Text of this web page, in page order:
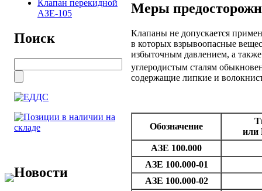
Клапан перекидной
АЗЕ-105
Поиск
Новости
Меры
Клапаны не допускается
в которых взрывоопасные
избыточным давлением, а
углеродистым сталям
содержащие липкие и
Обозначение
или
АЗЕ 100.000
АЗЕ 100.000-01
АЗЕ 100.000-02